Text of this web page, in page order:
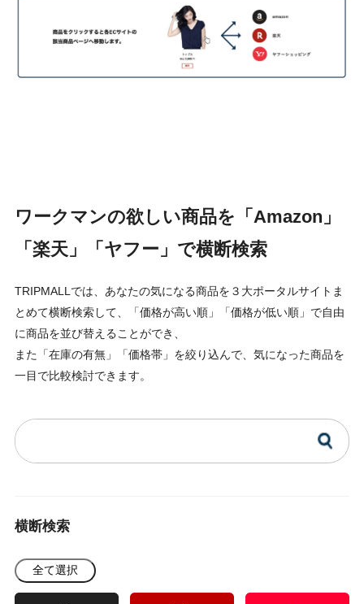
ワークマンの欲しい商品を「Amazon」
「楽天」「ヤフー」で横断検索
TRIPMALLでは、あなたの気になる商品を３大ポータルサイトま
とめて横断検索して、「価格が高い順」「価格が低い順」で自由
に商品を並び替えることができ、
また「在庫の有無」「価格帯」を絞り込んで、気になった商品を
一目で比較検討できます。
横断検索
全て選択